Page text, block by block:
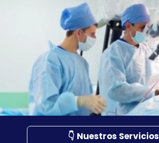
👇 Nuestros Servicios